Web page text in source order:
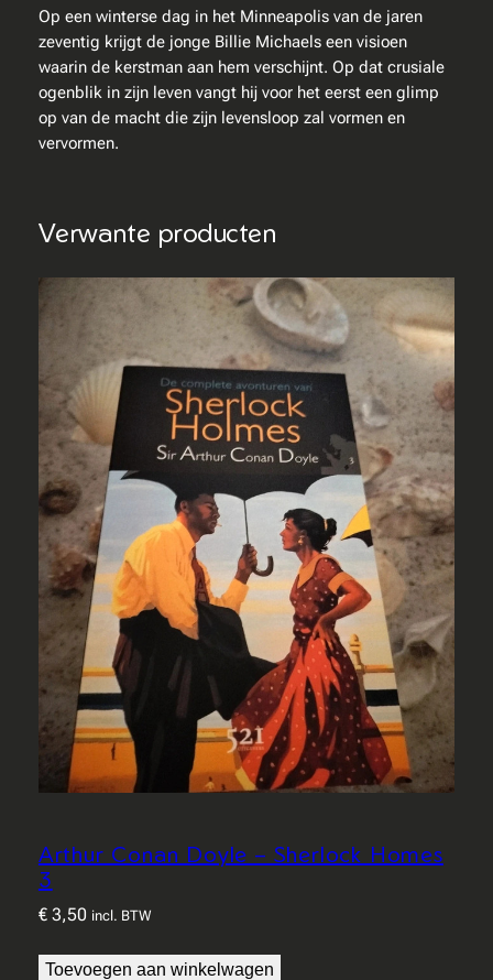
h
–
D
e
d
u
l
s
a
n
a
l
Op een winterse dag in het Minneapolis van de jaren
zeventig krijgt de jonge Billie Michaels een visioen
waarin de kerstman aan hem verschijnt. Op dat crusiale
ogenblik in zijn leven vangt hij voor het eerst een glimp
op van de macht die zijn levensloop zal vormen en
vervormen.
Verwante producten
Arthur Conan Doyle – Sherlock Homes
3
€3,50 incl. BTW
Toevoegen aan winkelwagen